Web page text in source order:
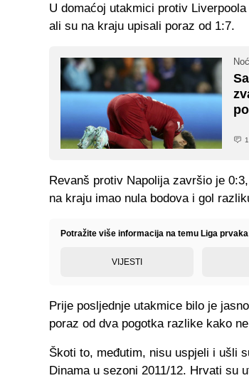
U domaćoj utakmici protiv
ali su na kraju upisali poraz od 1:7.
Revanš protiv Napolija završio je
na kraju imao nula bodova i gol
Potražite više informacija na temu Liga
VIJESTI
Prije posljednje utakmice bilo je
poraz od dva pogotka razlike kako
Škoti to, međutim, nisu uspjeli i ušli
Dinama u sezoni 2011/12. Hrvati su